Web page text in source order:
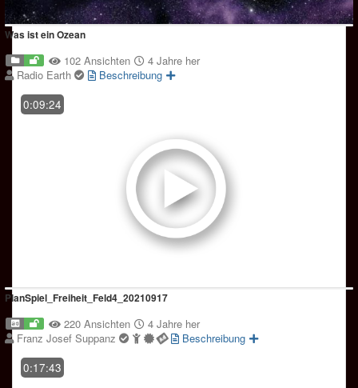
Was ist ein Ozean
102 Ansichten
4 Jahre her
Radio Earth
Beschreibung
0:09:24
PlanSpiel_Freiheit_Feld4_20210917
220 Ansichten
4 Jahre her
Franz Josef Suppanz
Beschreibung
0:17:43